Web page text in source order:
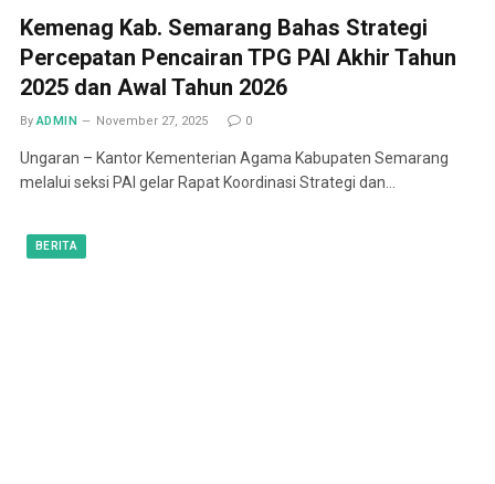
Kemenag Kab. Semarang Bahas Strategi
Percepatan Pencairan TPG PAI Akhir Tahun
2025 dan Awal Tahun 2026
By ADMIN November 27, 2025 0
Ungaran – Kantor Kementerian Agama Kabupaten Semarang
melalui seksi PAI gelar Rapat Koordinasi Strategi dan…
BERITA